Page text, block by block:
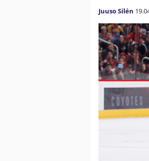
Juuso Silén